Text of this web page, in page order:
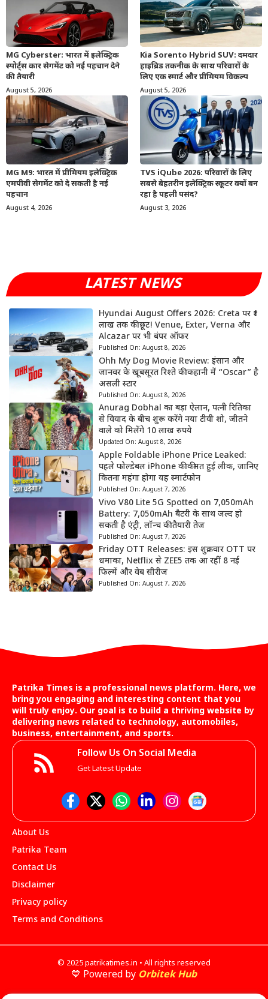
MG Cyberster: भारत में इलेक्ट्रिक
स्पोर्ट्स कार सेगमेंट को नई पहचान देने
की तैयारी
August 5, 2026
Kia Sorento Hybrid SUV: दमदार
हाइब्रिड तकनीक के साथ परिवारों के
लिए एक स्मार्ट और प्रीमियम विकल्प
August 5, 2026
MG M9: भारत में प्रीमियम इलेक्ट्रिक
एमपीवी सेगमेंट को दे सकती है नई
पहचान
August 4, 2026
TVS iQube 2026: परिवारों के लिए
सबसे बेहतरीन इलेक्ट्रिक स्कूटर क्यों बन
रहा है पहली पसंद?
August 3, 2026
LATEST NEWS
Hyundai August Offers 2026: Creta पर ₹1
लाख तक की छूट! Venue, Exter, Verna और
Alcazar पर भी बंपर ऑफर
Published On: August 8, 2026
Ohh My Dog Movie Review: इंसान और
जानवर के खूबसूरत रिश्ते की कहानी में “Oscar” है
असली स्टार
Published On: August 8, 2026
Anurag Dobhal का बड़ा ऐलान, पत्नी रितिका
से विवाद के बीच शुरू करेंगे नया टीवी शो, जीतने
वाले को मिलेंगे 10 लाख रुपये
Updated On: August 8, 2026
Apple Foldable iPhone Price Leaked:
पहले फोल्डेबल iPhone की कीमत हुई लीक, जानिए
कितना महंगा होगा यह स्मार्टफोन
Published On: August 7, 2026
Vivo V80 Lite 5G Spotted on 7,050mAh
Battery: 7,050mAh बैटरी के साथ जल्द हो
सकती है एंट्री, लॉन्च की तैयारी तेज
Published On: August 7, 2026
Friday OTT Releases: इस शुक्रवार OTT पर
धमाका, Netflix से ZEE5 तक आ रहीं 8 नई
फिल्में और वेब सीरीज
Published On: August 7, 2026
Patrika Times is a professional news platform. Here, we
bring you engaging and interesting content that you
will truly enjoy. Our goal is to build a thriving website by
delivering news related to technology, automobiles,
business, entertainment, and sports.
Follow Us On Social Media
Get Latest Update
About Us
Patrika Team
Contact Us
Disclaimer
Privacy policy
Terms and Conditions
© 2025 patrikatimes.in • All rights reserved
💙 Powered by Orbitek Hub